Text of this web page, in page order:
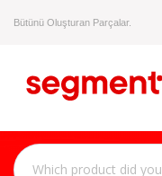
Bütünü Oluşturan Parçalar.